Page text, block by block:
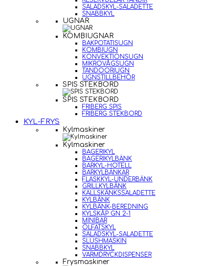
SALADSKYL-SALADETTE
SNABBKYL
UGNAR
KOMBIUGNAR
BAKPOTATISUGN
KOMBIUGN
KONVEKTIONSUGN
MIKROVÅGSUGN
TANDOORIUGN
UGNSTILLBEHÖR
SPIS STEKBORD
SPIS STEKBORD
FRIBERG SPIS
FRIBERG STEKBORD
KYL-FRYS
Kylmaskiner
Kylmaskiner
BAGERIKYL
BAGERIKYLBÄNK
BARKYL-HOTELL
BARKYLBÄNKAR
FLASKKYL-UNDERBÄNK
GRILLKYLBÄNK
KALLSKÄNKSSALADETTE
KYLBÄNK
KYLBÄNK-BEREDNING
KYLSKÅP GN 2-1
MINIBAR
ÖLFATSKYL
SALADSKYL-SALADETTE
SLUSHMASKIN
SNABBKYL
VARMDRYCKDISPENSER
Frysmaskiner